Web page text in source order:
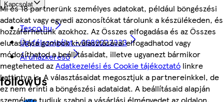
Mi és 18 partnerünk személyes adatokat, például böngészési
adatokat vagy egyedi azonosítókat tárolunk a készülékeden, és
hozzáférhetünk azokhoz. Az Összes elfogadása és az Összes
elutasítása gombok kiválasztásával elfogadhatod vagy
módosíthatod a beállításaidat, illetve ugyanezt bármikor
megteheted azAdatkezelési és Cookie tájékoztató linkre
kattintva is. A választásaidat megosztjuk a partnereinkkel, de
ez nem érinti a böngészési adataidat. A beállításaid alapján
személyre tudjuk szabni a vásárlási élményedet az oldalon.
Kapcsolat
Tesco.hu
Ügyfélszolgálat - 0680222333
Áruházkereső
followUs